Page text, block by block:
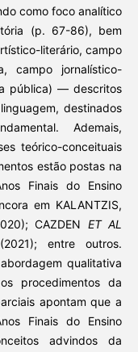
como foco analítico
(p. 67-86), bem
literário, campo
campo jornalístico-
pública) — descritos
destinados
Ademais,
teórico-conceituais
estão postas na
Finais do Ensino
em KALANTZIS,
CAZDEN ET AL
entre outros.
qualitativa
procedimentos da
apontam que a
Finais do Ensino
advindos da